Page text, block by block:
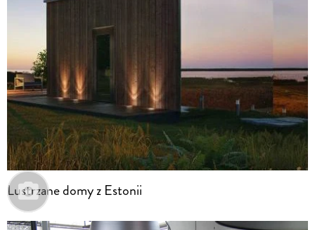
Lustrzane domy z Estonii